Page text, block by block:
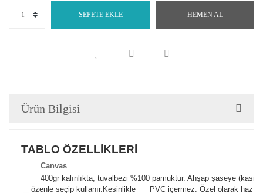
SEPETE EKLE HEMEN AL
Ürün Bilgisi
TABLO ÖZELLİKLERİ
Canvas
400gr kalınlıkta, tuvalbezi %100 pamuktur. Ahşap şaseye
özenle seçip kullanır. Kesinlikle PVC içermez. Özel olarak